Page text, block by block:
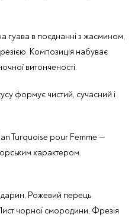
гуава в поєднанні з жасмином,
Композиція набуває
витонченості.
формує чистий, сучасний і
Turquoise pour Femme —
характером.
Рожевий перець
чорної смородини, Фрезія